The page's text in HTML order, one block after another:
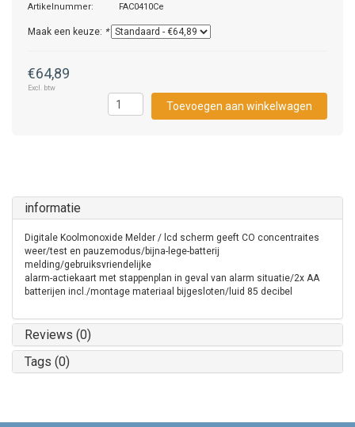
Artikelnummer: FAC0410Ce
Maak een keuze: *
€64,89
Excl. btw
Toevoegen aan winkelwagen
informatie
Digitale Koolmonoxide Melder / lcd scherm geeft CO concentraites
weer/test en pauzemodus/bijna-lege-batterij
melding/gebruiksvriendelijke
alarm-actiekaart met stappenplan in geval van alarm situatie/2x AA
batterijen incl./montage materiaal bijgesloten/luid 85 decibel
Reviews (0)
Tags (0)